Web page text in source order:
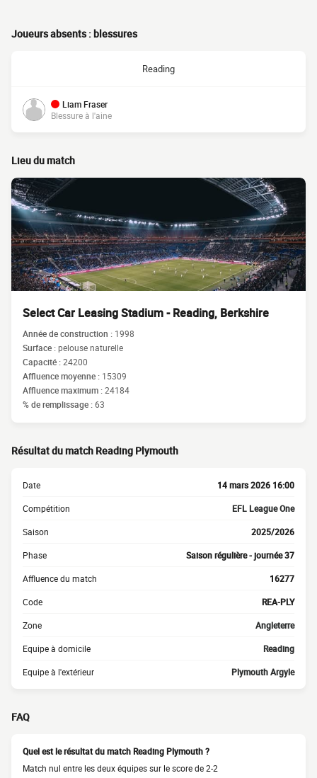
Joueurs absents : blessures
Reading
Liam Fraser
Blessure à l'aine
Lieu du match
Select Car Leasing Stadium - Reading, Berkshire
Année de construction : 1998
Surface :pelouse naturelle
Capacité :24200
Affluence moyenne : 15309
Affluence maximum :24184
% de remplissage :63
Résultat du match Reading Plymouth
Date 14 mars 2026 16:00
Compétition EFL League One
Saison 2025/2026
Phase Saison régulière - journée 37
Affluence du match 16277
Code REA-PLY
Zone Angleterre
Equipe à domicile Reading
Equipe à l'extérieur Plymouth Argyle
FAQ
Quel est le résultat du match Reading Plymouth ?
Match nul entre les deux équipes sur le score de 2-2